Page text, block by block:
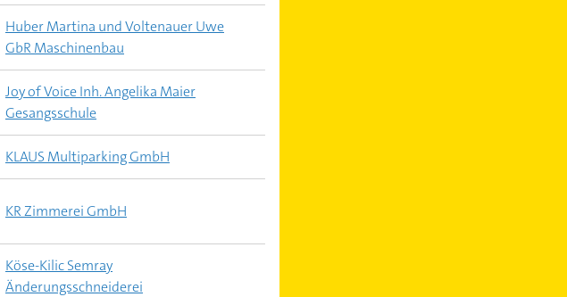
Huber Martina und Voltenauer Uwe
GbR Maschinenbau
Joy of Voice Inh. Angelika Maier
Gesangsschule
KLAUS Multiparking GmbH
KR Zimmerei GmbH
Köse-Kilic Semray
Änderungsschneiderei